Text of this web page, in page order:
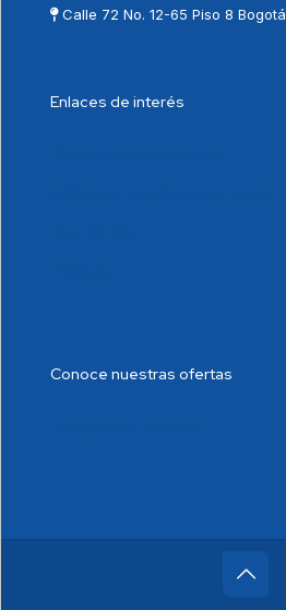
Calle 72 No. 12-65 Piso 8 Bogotá
Enlaces de interés
Conoce nuestras ofertas